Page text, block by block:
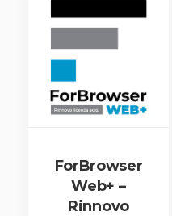
ForBrowser
Web+ –
Rinnovo